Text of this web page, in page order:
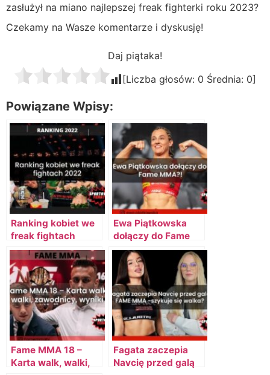
zasłużył na miano najlepszej freak fighterki roku 2023?
Czekamy na Wasze komentarze i dyskusję!
Daj piątaka!
[Liczba głosów: 0 Średnia: 0]
Powiązane Wpisy:
Ranking kobiet we
freak fightach
2022 – najlepsze
polskie freak
fighterki
Ewa Piątkowska
dołączy do Fame
MMA?! – Bokserka
opuszcza Prime?
Fame MMA 18 –
Karta walk, walki,
Fagata zaczepia
Navcię przed galą